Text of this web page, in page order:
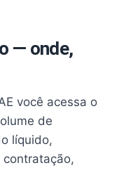
— onde,
você acessa o
de
líquido,